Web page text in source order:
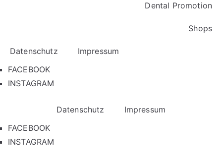
Dental Promotion
Shops
Datenschutz
Impressum
FACEBOOK
INSTAGRAM
Datenschutz
Impressum
FACEBOOK
INSTAGRAM